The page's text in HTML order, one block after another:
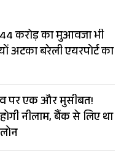
करोड़ का मुआवजा भी
अटका बरेली एयरपोर्ट का
पर एक और मुसीबत!
नीलाम, बैंक से लिए था